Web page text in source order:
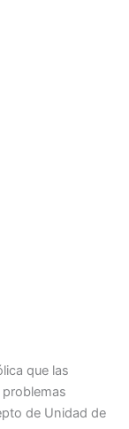
que las
de Unidad de